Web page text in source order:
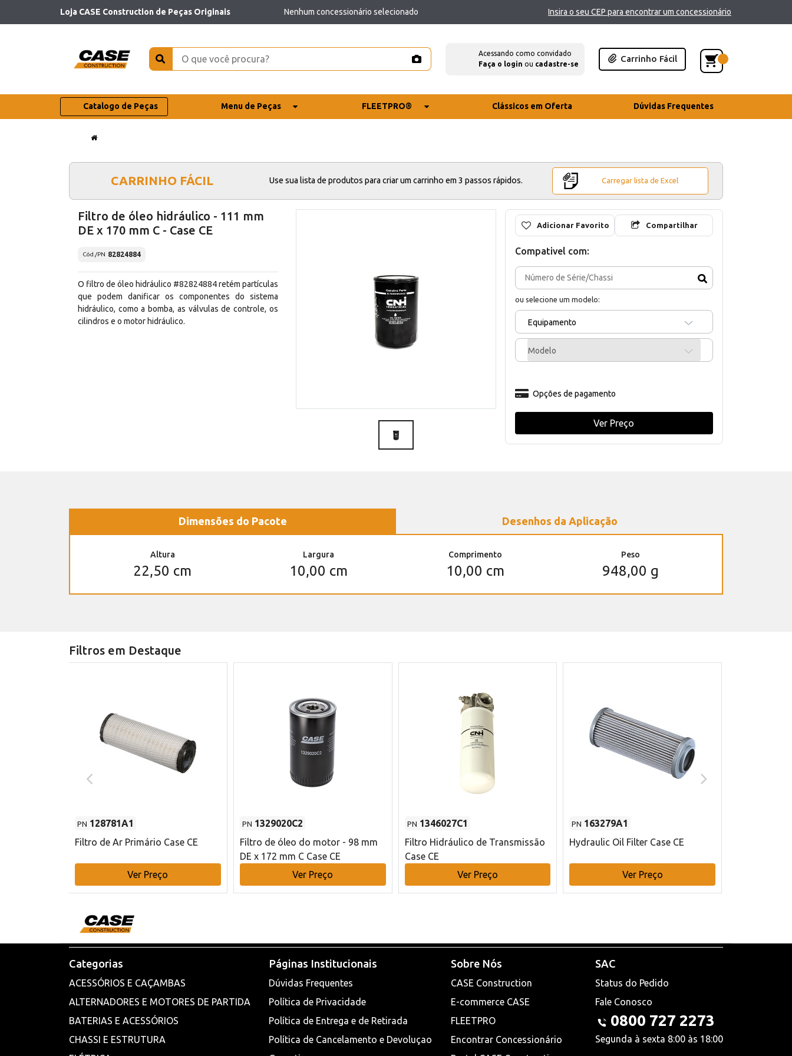
Loja CASE Construction de Peças Originais Nenhum concessionário selecionado Insira o seu CEP para encontrar um concessionário
Acessando como convidado
Faça o login ou cadastre-se
Carrinho Fácil
Catalogo de Peças Menu de Peças FLEETPRO® Clássicos em Oferta Dúvidas Frequentes
CARRINHO FÁCIL Use sua lista de produtos para criar um carrinho em 3 passos rápidos. Carregar lista de Excel
Filtro de óleo hidráulico - 111 mm
DE x 170 mm C - Case CE
Cód./PN 82824884
O filtro de óleo hidráulico #82824884 retém partículas
que podem danificar os componentes do sistema
hidráulico, como a bomba, as válvulas de controle, os
cilindros e o motor hidráulico.
Adicionar Favorito Compartilhar
Compativel com:
ou selecione um modelo:
Equipamento
Modelo
Opções de pagamento
Ver Preço
Dimensões do Pacote Desenhos da Aplicação
Altura
22,50 cm
Largura
10,00 cm
Comprimento
10,00 cm
Peso
948,00 g
Filtros em Destaque
PN 128781A1
Filtro de Ar Primário Case CE
Ver Preço
PN 1329020C2
Filtro de óleo do motor - 98 mm
DE x 172 mm C Case CE
Ver Preço
PN 1346027C1
Filtro Hidráulico de Transmissão
Case CE
Ver Preço
PN 163279A1
Hydraulic Oil Filter Case CE
Ver Preço
Categorias
ACESSÓRIOS E CAÇAMBAS
ALTERNADORES E MOTORES DE PARTIDA
BATERIAS E ACESSÓRIOS
CHASSI E ESTRUTURA
Páginas Institucionais
Dúvidas Frequentes
Política de Privacidade
Política de Entrega e de Retirada
Política de Cancelamento e Devoluçao
Sobre Nós
CASE Construction
E-commerce CASE
FLEETPRO
Encontrar Concessionário
SAC
Status do Pedido
Fale Conosco
0800 727 2273
Segunda à sexta 8:00 às 18:00